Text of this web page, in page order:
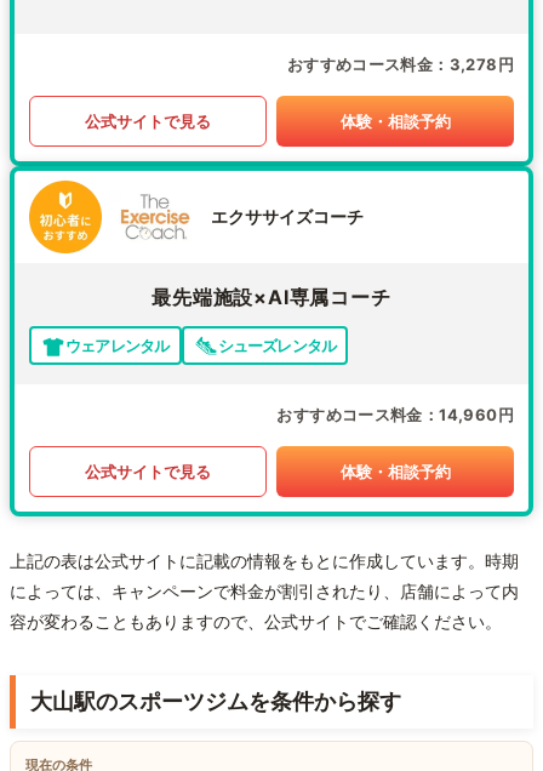
おすすめコース料金 3,278円
公式サイトで見る 体験・相談予約
エクササイズコーチ
最先端施設×AI専属コーチ
ウェアレンタル シューズレンタル
おすすめコース料金 14,960円
公式サイトで見る 体験・相談予約
上記の表は公式サイトに記載の情報をもとに作成しています。時期
によっては、キャンペーンで料金が割引されたり、店舗によって内
容が変わることもありますので、公式サイトでご確認ください。
大山駅のスポーツジムを条件から探す
現在の条件